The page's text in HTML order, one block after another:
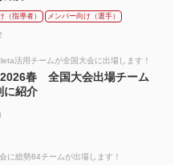
（指導者） メンバー向け（選手）
活用チームが全国大会に出場します！
春 全国大会出場チーム
に紹介
に総勢84チームが出場します！